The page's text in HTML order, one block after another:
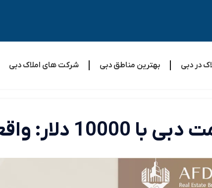
در دبی بهترین مناطق دبی شرکت های املاک دبی
دلار: واقعیت یا دروغ است؟